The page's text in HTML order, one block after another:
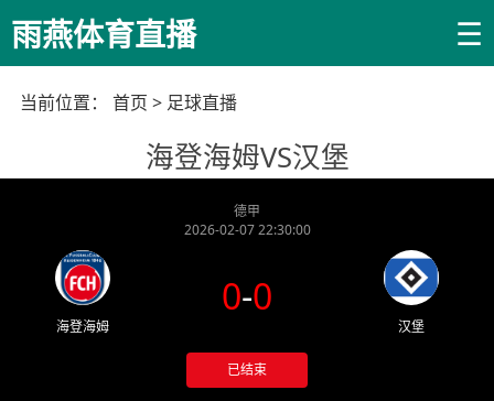
雨燕体育直播 ☰
当前位置： 首页 > 足球直播
海登海姆VS汉堡
德甲
2026-02-07 22:30:00
海登海姆
0-0
已结束
汉堡